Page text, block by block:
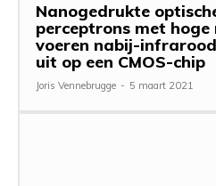
Nanogedrukte
perceptrons met
voeren nabij-
uit op een CMOS-chip
Joris Vennebrugge - 5 maart 2021